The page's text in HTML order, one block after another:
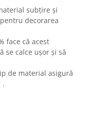
subțire și
decorarea
face că acest
se calce ușor și să
de material asigură
.